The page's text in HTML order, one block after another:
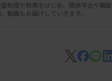
進医療技術
で、前年同
制度や政策をはじめ、関係学会や職能
動画もお届けしていきます。